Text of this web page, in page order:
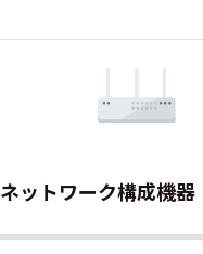
ネットワーク構成機器